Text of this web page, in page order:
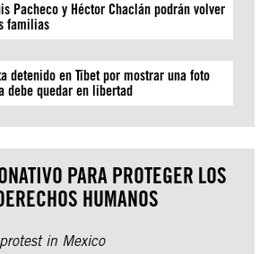
Pacheco y Héctor Chaclán podrán volver
familias
detenido en Tíbet por mostrar una foto
debe quedar en libertad
PARA PROTEGER LOS
HUMANOS